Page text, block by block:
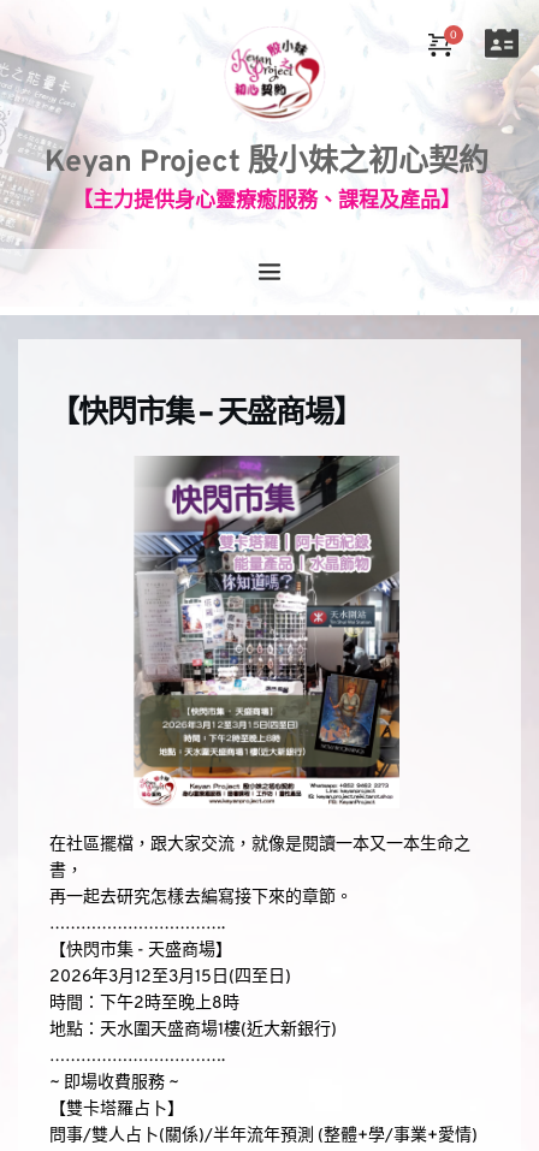
Keyan Project 殷小妹之初心契約
【主力提供身心靈療癒服務、課程及產品】
【快閃市集 - 天盛商場】
在社區擺檔，跟大家交流，就像是閱讀一本又一本生命之
書，
再一起去研究怎樣去編寫接下來的章節。
…………………………….
【快閃市集 - 天盛商場】
2026年3月12至3月15日(四至日)
時間：下午2時至晚上8時
地點：天水圍天盛商場1樓(近大新銀行)
…………………………….
~ 即場收費服務 ~
【雙卡塔羅占卜】
問事/雙人占卜(關係)/半年流年預測 (整體+學/事業+愛情)